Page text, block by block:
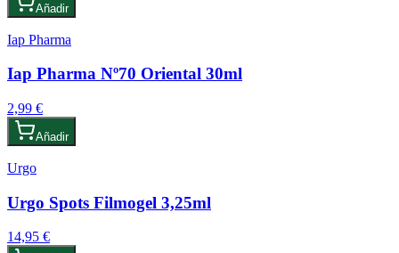
Añadir
Iap Pharma
Iap Pharma Nº70 Oriental 30ml
2,99 €
Añadir
Urgo
Urgo Spots Filmogel 3,25ml
14,95 €